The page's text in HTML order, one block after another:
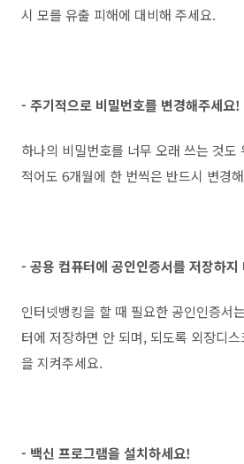
시 모를 유출 피해에 대비해 주세요.
- 주기적으로 비밀번호를 변경해주세요!
하나의 비밀번호를 너무 오래 쓰는 것도
적어도 6개월에 한 번씩은 반드시 변경
- 공용 컴퓨터에 공인인증서를 저장하지
인터넷뱅킹을 할 때 필요한 공인인증서
터에 저장하면 안 되며, 되도록 외장디
을 지켜주세요.
- 백신 프로그램을 설치하세요!